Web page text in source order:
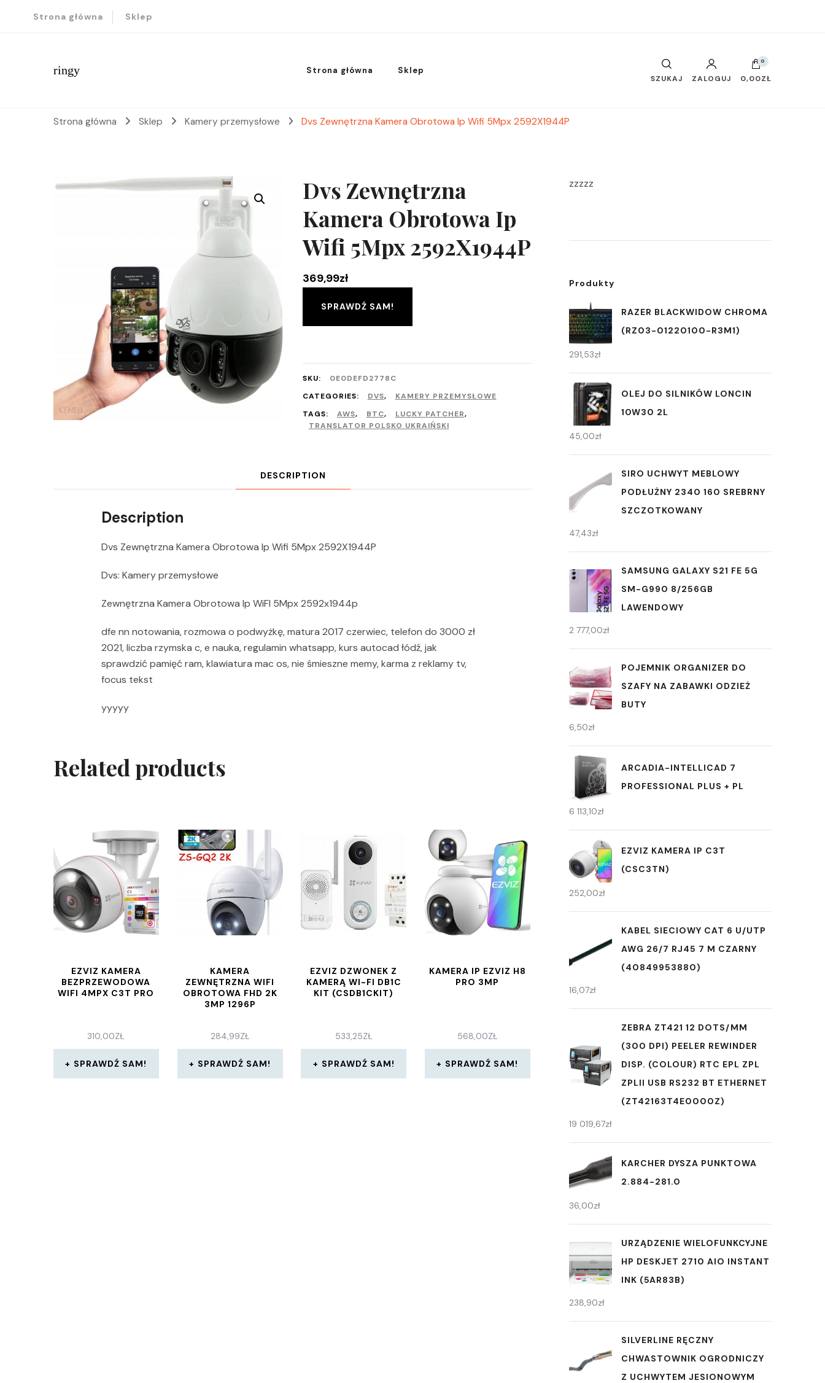
Strona główna Sklep
ringy Strona główna Sklep
SZUKAJ ZALOGUJ
0
0,00ZŁ
Strona główna Sklep Kamery przemysłowe Dvs Zewnętrzna Kamera Obrotowa Ip Wifi 5Mpx 2592X1944P
Dvs Zewnętrzna
Kamera Obrotowa Ip
Wifi 5Mpx 2592X1944P
369,99zł
SPRAWDŹ SAM!
SKU:
0E0DEFD2778C
CATEGORIES:
DVS,
KAMERY PRZEMYSŁOWE
TAGS:
AWS, BTC, LUCKY PATCHER,
TRANSLATOR POLSKO UKRAIŃSKI
DESCRIPTION
Description
Dvs Zewnętrzna Kamera Obrotowa Ip Wifi 5Mpx 2592X1944P
Dvs: Kamery przemysłowe
Zewnętrzna Kamera Obrotowa Ip WiFI 5Mpx 2592x1944p
dfe nn notowania, rozmowa o podwyżkę, matura 2017 czerwiec, telefon do 3000 zł
2021, liczba rzymska c, e nauka, regulamin whatsapp, kurs autocad łódź, jak
sprawdzić pamięć ram, klawiatura mac os, nie śmieszne memy, karma z reklamy tv,
focus tekst
yyyyy
Related products
EZVIZ KAMERA
BEZPRZEWODOWA
WIFI 4MPX C3T PRO
310,00ZŁ
SPRAWDŹ SAM!
KAMERA
ZEWNĘTRZNA WIFI
OBROTOWA FHD 2K
3MP 1296P
284,99ZŁ
SPRAWDŹ SAM!
EZVIZ DZWONEK Z
KAMERĄ WI-FI DB1C
KIT (CSDB1CKIT)
533,25ZŁ
SPRAWDŹ SAM!
KAMERA IP EZVIZ H8
PRO 3MP
568,00ZŁ
SPRAWDŹ SAM!
zzzzz
Produkty
RAZER BLACKWIDOW CHROMA
(RZ03-01220100-R3M1)
291,53zł
OLEJ DO SILNIKÓW LONCIN
10W30 2L
45,00zł
SIRO UCHWYT MEBLOWY
PODŁUŻNY 2340 160 SREBRNY
SZCZOTKOWANY
47,43zł
SAMSUNG GALAXY S21 FE 5G
SM-G990 8/256GB
LAWENDOWY
2 777,00zł
POJEMNIK ORGANIZER DO
SZAFY NA ZABAWKI ODZIEŻ
BUTY
6,50zł
ARCADIA-INTELLICAD 7
PROFESSIONAL PLUS + PL
6 113,10zł
EZVIZ KAMERA IP C3T
(CSC3TN)
252,00zł
KABEL SIECIOWY CAT 6 U/UTP
AWG 26/7 RJ45 7 M CZARNY
(40849953880)
16,07zł
ZEBRA ZT421 12 DOTS/MM
(300 DPI) PEELER REWINDER
DISP. (COLOUR) RTC EPL ZPL
ZPLII USB RS232 BT ETHERNET
(ZT42163T4E0000Z)
19 019,67zł
KARCHER DYSZA PUNKTOWA
2.884-281.0
36,00zł
URZĄDZENIE WIELOFUNKCYJNE
HP DESKJET 2710 AIO INSTANT
INK (5AR83B)
238,90zł
SILVERLINE RĘCZNY
CHWASTOWNIK OGRODNICZY
Z UCHWYTEM JESIONOWYM